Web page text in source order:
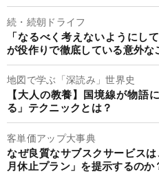
続・続朝ドライフ
「なるべく考えないようにし
が役作りで徹底している意外な
地図で学ぶ「深読み」世界史
【大人の教養】国境線が物
る」テクニックとは？
客単価アップ大事典
なぜ良質なサブスクサービス
月休止プラン」を提示するのか